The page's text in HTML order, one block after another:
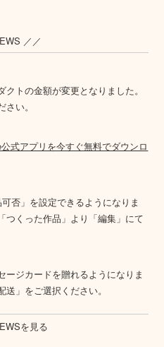
／／
トの金額が変更となりました。
い。
式アプリを今すぐ無料でダウンロ
否」を設定できるようになりま
つくった作品」より「編集」にて
ージカードを贈れるようになりま
」をご選択ください。
を見る